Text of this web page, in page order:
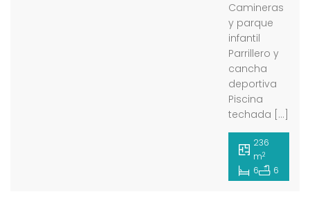
Camineras
y parque
infantil
Parrillero y
cancha
deportiva
Piscina
techada […]
236
m2
6 6